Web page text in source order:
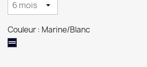
Couleur : Marine/Blanc
Marine/Blanc